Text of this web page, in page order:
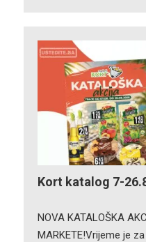
Kort katalog 7-
NOVA KATALOŠKA
MARKETE!Vrijeme je